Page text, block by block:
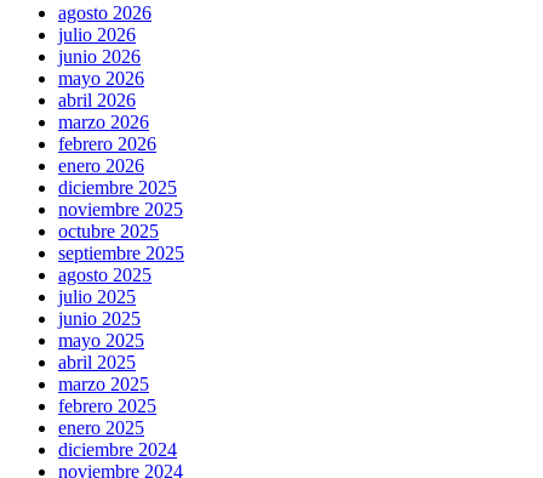
agosto 2026
julio 2026
junio 2026
mayo 2026
abril 2026
marzo 2026
febrero 2026
enero 2026
diciembre 2025
noviembre 2025
octubre 2025
septiembre 2025
agosto 2025
julio 2025
junio 2025
mayo 2025
abril 2025
marzo 2025
febrero 2025
enero 2025
diciembre 2024
noviembre 2024